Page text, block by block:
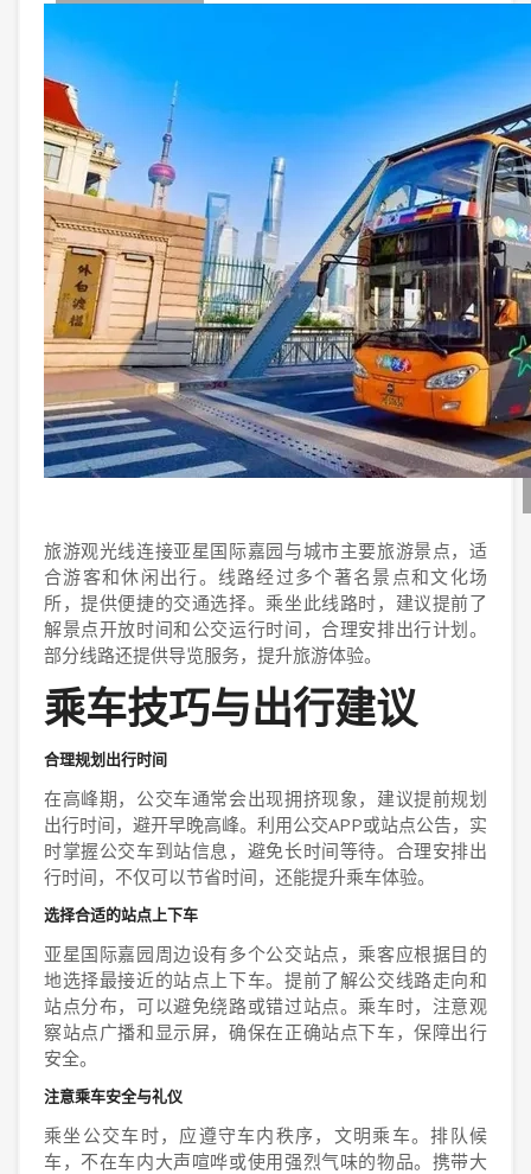
旅游观光线连接亚星国际嘉园与城市主要旅游景点，适
合游客和休闲出行。线路经过多个著名景点和文化场
所，提供便捷的交通选择。乘坐此线路时，建议提前了
解景点开放时间和公交运行时间，合理安排出行计划。
部分线路还提供导览服务，提升旅游体验。
乘车技巧与出行建议
合理规划出行时间
在高峰期，公交车通常会出现拥挤现象，建议提前规划
出行时间，避开早晚高峰。利用公交APP或站点公告，实
时掌握公交车到站信息，避免长时间等待。合理安排出
行时间，不仅可以节省时间，还能提升乘车体验。
选择合适的站点上下车
亚星国际嘉园周边设有多个公交站点，乘客应根据目的
地选择最接近的站点上下车。提前了解公交线路走向和
站点分布，可以避免绕路或错过站点。乘车时，注意观
察站点广播和显示屏，确保在正确站点下车，保障出行
安全。
注意乘车安全与礼仪
乘坐公交车时，应遵守车内秩序，文明乘车。排队候
车，不在车内大声喧哗或使用强烈气味的物品。携带大